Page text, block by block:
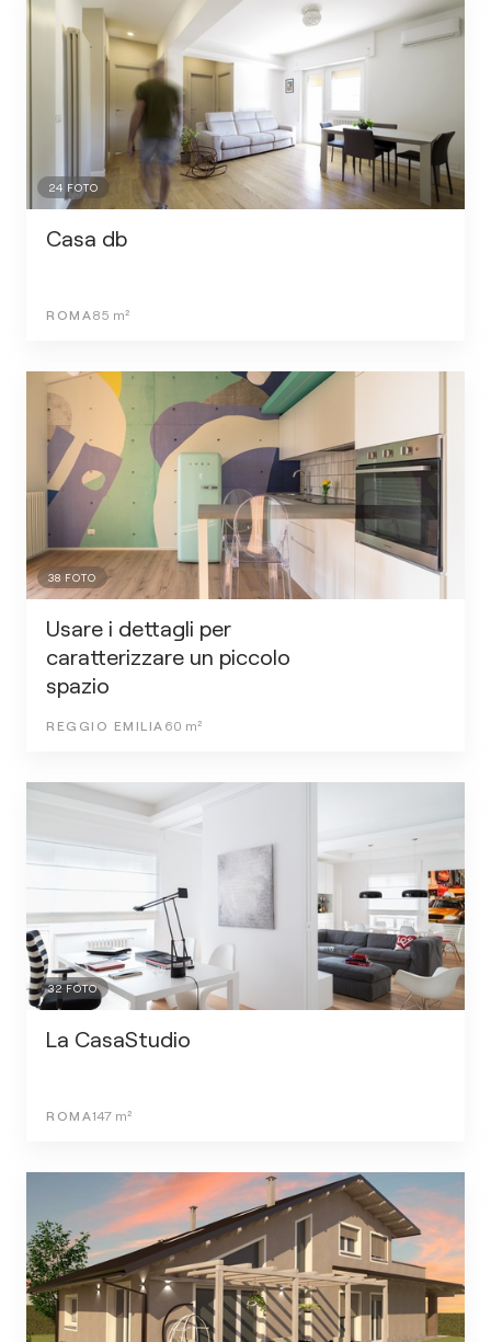
24 FOTO
Casa db
ROMA 85 m²
38 FOTO
Usare i dettagli per
caratterizzare un piccolo
spazio
REGGIO EMILIA 60 m²
32FOTO
La CasaStudio
ROMA147 m²